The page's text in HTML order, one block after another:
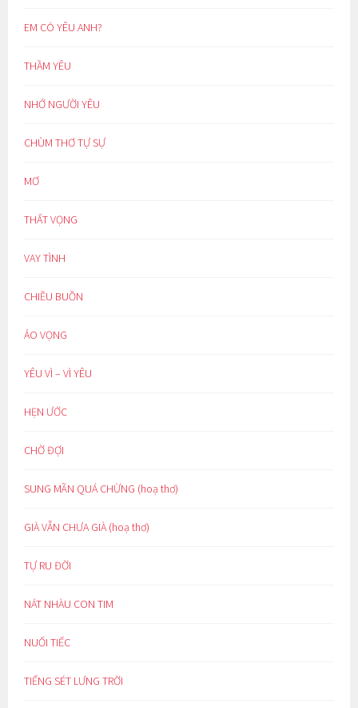
EM CÓ YÊU ANH?
THẦM YÊU
NHỚ NGƯỜI YÊU
CHÙM THƠ TỰ SỰ
MƠ
THẤT VỌNG
VAY TÌNH
CHIỀU BUỒN
ẢO VỌNG
YÊU VÌ – VÌ YÊU
HẸN ƯỚC
CHỜ ĐỢI
SUNG MÃN QUÁ CHỪNG (hoạ thơ)
GIÀ VẪN CHƯA GIÀ (hoạ thơ)
TỰ RU ĐỜI
NÁT NHÀU CON TIM
NUỐI TIẾC
TIẾNG SÉT LƯNG TRỜI